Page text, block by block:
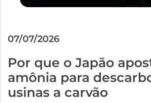
07/07/2026
Por que o Japão
amônia para
usinas a carvão